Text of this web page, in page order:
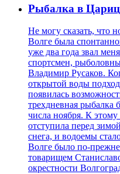
Рыбалка в
Не могу сказать, что
Волге была
уже два года звал
спортсмен,
Владимир Русаков.
открытой воды
появилась
трехдневная рыбалка
числа ноября. К
отступила перед
снега, и водоемы
Волге было по-
товарищем
окрестности